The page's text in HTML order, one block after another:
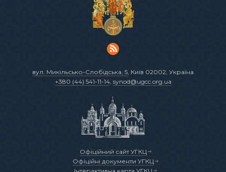
вул. Микільсько-Слобідська, 5, Київ 02002, Україна
+380 (44) 541-11-14, synod@ugcc.org.ua
Офіційний сайт УГКЦ
Офіційні документи УГКЦ